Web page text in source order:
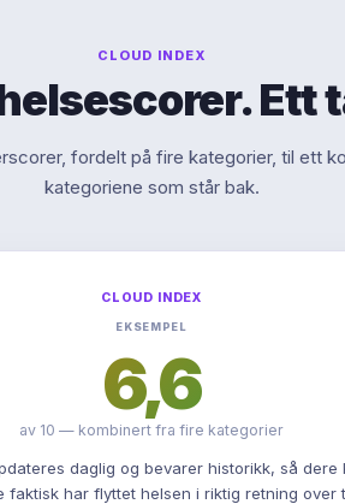
CLOUD INDEX
Ett
fordelt på fire kategorier, til ett
kategoriene som står bak.
CLOUD INDEX
EKSEMPEL
6,6
av 10 — kombinert fra fire kategorier
daglig og bevarer historikk, så dere
faktisk har flyttet helsen i riktig retning over